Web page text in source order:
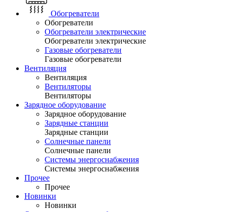
Обогреватели
Обогреватели
Обогреватели электрические
Обогреватели электрические
Газовые обогреватели
Газовые обогреватели
Вентиляция
Вентиляция
Вентиляторы
Вентиляторы
Зарядное оборудование
Зарядное оборудование
Зарядные станции
Зарядные станции
Солнечные панели
Солнечные панели
Системы энергоснабжения
Системы энергоснабжения
Прочее
Прочее
Новинки
Новинки